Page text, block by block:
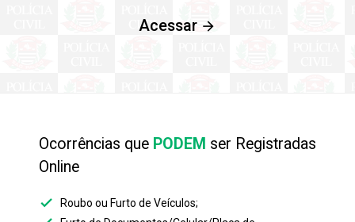
Acessar
Ocorrências que PODEM ser Registradas
Online
check Roubo ou Furto de Veículos;